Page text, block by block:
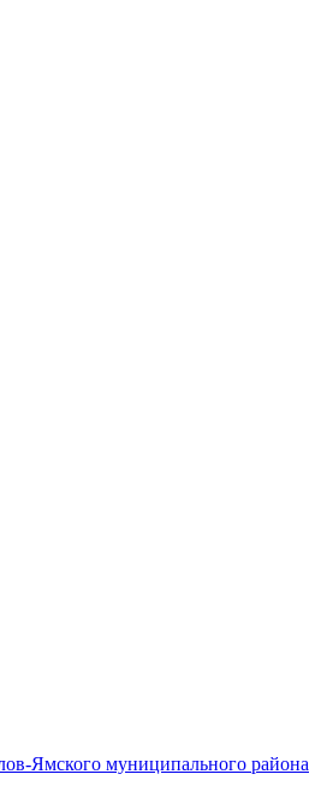
Ямского муниципального района